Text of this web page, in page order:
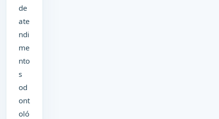
de
ate
ndi
me
nto
s
od
ont
oló